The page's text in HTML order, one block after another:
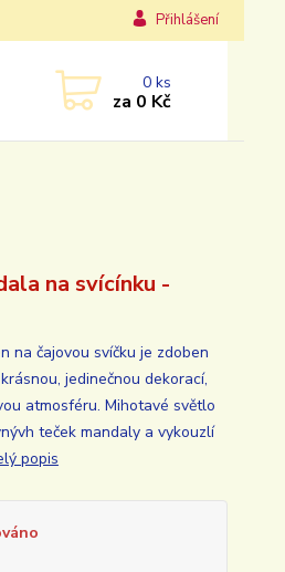
Přihlášení
0ks
za 0 Kč
na svícínku -
na čajovou svíčku je zdoben
jedinečnou dekorací,
atmosféru. Mihotavé světlo
teček mandaly a vykouzlí
popis